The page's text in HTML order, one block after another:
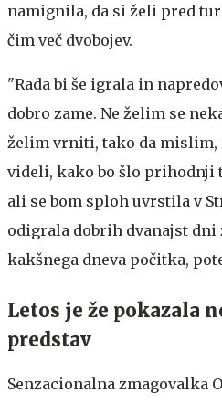
namignila, da si želi pred
čim več dvobojev.
"Rada bi še igrala in
dobro zame. Ne želim se
želim vrniti, tako da mislim,
videli, kako bo šlo prihodnji
ali se bom sploh uvrstila v
odigrala dobrih dvanajst dni
kakšnega dneva počitka,
Letos je že pokazala
predstav
Senzacionalna zmagovalka